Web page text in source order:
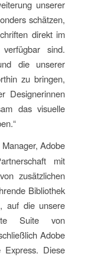
unserer
schätzen,
direkt im
sind.
die unserer
zu bringen,
Designerinnen
das visuelle
Adobe
mit
zusätzlichen
Bibliothek
auf die unsere
Suite von
Adobe
Express. Diese